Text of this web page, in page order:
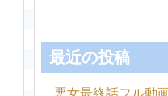
最近の投稿
悪女最終話フル動